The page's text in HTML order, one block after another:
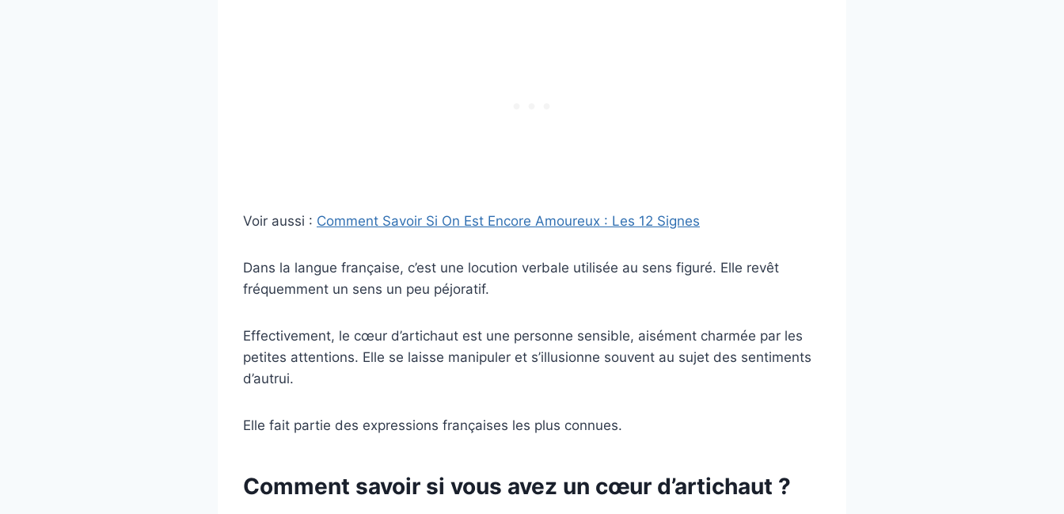
Voir aussi : Comment Savoir Si On Est Encore Amoureux : Les 12 Signes
Dans la langue française, c’est une locution verbale utilisée au sens figuré. Elle revêt
fréquemment un sens un peu péjoratif.
Effectivement, le cœur d’artichaut est une personne sensible, aisément charmée par les
petites attentions. Elle se laisse manipuler et s’illusionne souvent au sujet des sentiments
d’autrui.
Elle fait partie des expressions françaises les plus connues.
Comment savoir si vous avez un cœur d’artichaut ?